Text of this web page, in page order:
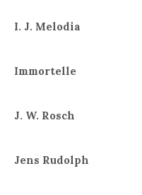
I. J. Melodia
Immortelle
J. W. Rosch
Jens Rudolph